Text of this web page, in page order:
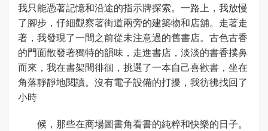
我只能憑著記憶和沿途的指示牌探索。一路上，我放慢
了腳步，仔細觀察著街道兩旁的建築物和店舖。走著走
著，我發現了一間之前從未注意過的舊書店。古色古香
的門面散發著獨特的韻味，走進書店，淡淡的書香撲鼻
而來，我在書架間徘徊，挑選了一本自己喜歡書，坐在
角落靜靜地閱讀。沒有電子設備的打擾，我彷彿找回了
小時
候，那些在商場圖書角看書的純粹和快樂的日子。